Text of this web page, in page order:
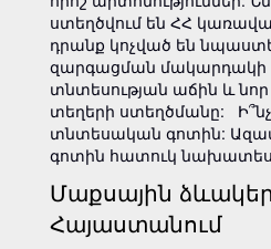
ստեղծվում են ՀՀ
դրանք կոչված են
զարգացման մակարդակի
տնտեսության աճին և
տեղերի ստեղծմանը:
տնտեսական գոտին:
գոտին հատուկ
Մաքսային
Հայաստանում